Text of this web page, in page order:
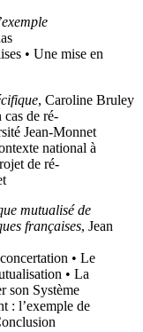
• Une mise en
, Caroline Bruley
de ré-
Jean‑Monnet
national à
de ré-
mutualisé de
françaises, Jean
• Le
• La
son Système
: l’exemple de